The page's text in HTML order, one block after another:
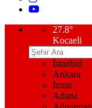
27.8°
Kocaeli
İstanbul
Ankara
İzmir
Adana